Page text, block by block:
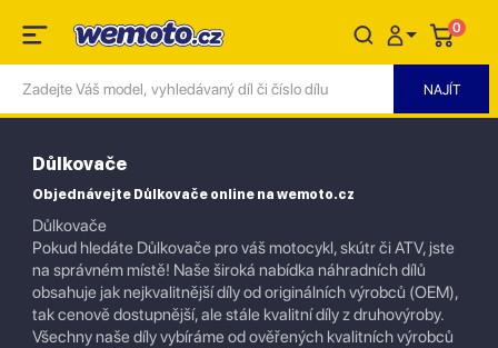
0
Důlkovače
Objednávejte Důlkovače online na wemoto.cz
Důlkovače
Pokud hledáte Důlkovače pro váš motocykl, skútr či ATV, jste
na správném místě! Naše široká nabídka náhradních dílů
obsahuje jak nejkvalitnější díly od originálních výrobců (OEM),
tak cenově dostupnější, ale stále kvalitní díly z druhovýroby.
Všechny naše díly vybíráme od ověřených kvalitních výrobců